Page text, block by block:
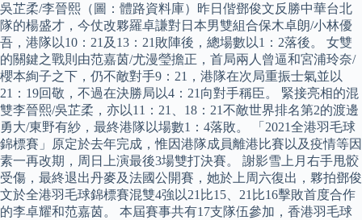
吳芷柔/李晉熙（圖：體路資料庫）昨日偕鄧俊文反勝中華台北
隊的楊盛才，今仗改夥羅卓謙對日本男雙組合保木卓朗/小林優
吾，港隊以10：21及13：21敗陣後，總場數以1：2落後。 女雙
的關鍵之戰則由范嘉茵/尤漫瑩擔正，首局兩人曾逼和宮浦玲奈/
櫻本絢子之下，仍不敵對手9：21，港隊在次局重振士氣並以
21：19回敬，不過在決勝局以4：21向對手稱臣。 緊接亮相的混
雙李晉熙/吳芷柔，亦以11：21、18：21不敵世界排名第2的渡邊
勇大/東野有紗，最終港隊以場數1：4落敗。 「2021全港羽毛球
錦標賽」原定於去年完成，惟因港隊成員離港比賽以及疫情等因
素一再改期，周日上演最後3場雙打決賽。 謝影雪上月右手甩骹
受傷，最終退出丹麥及法國公開賽，她於上周六復出，夥拍鄧俊
文於全港羽毛球錦標賽混雙4強以21比15、21比16擊敗首度合作
的李卓耀和范嘉茵。 本屆賽事共有17支隊伍參加，香港羽毛球